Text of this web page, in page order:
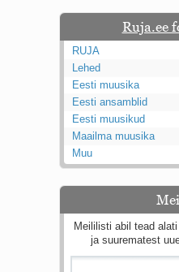
Ruja.ee
RUJA
Lehed
Eesti muusika
Eesti ansamblid
Eesti muusikud
Maailma muusika
Muu
Meililisti abil tead
ja suurematest